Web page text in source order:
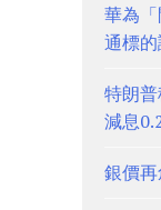
華為
通標
特朗
減息
銀價